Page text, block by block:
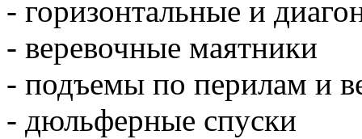
- горизонтальные и
- веревочные маятники
- подъемы по перилам и
- дюльферные спуски